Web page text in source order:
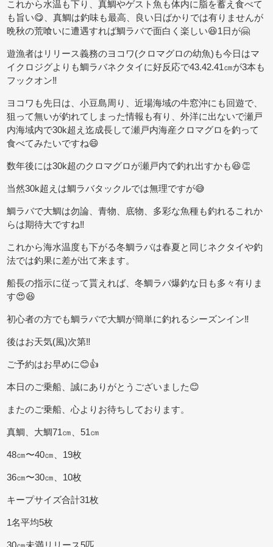
これから水温も下り、真鯛やゲスト魚も体内に脂を蓄え食べて
も旨い😋、真鯛は釣味も最高、良い日ばかりでは有りませんが
晩秋の荒喰いに遭遇すれば鯛ラバで面白く楽しい😆1日が🤗
遊漁者はリリース義務のヨコワ(クロマグロの幼魚)も今日はマ
イクロジグよりも鯛ラバネクタイに好反応で43.42.41㎝が3本も
フックオン‼️
ヨコワも先日は、小豆島周り、近場海域の牛窓沖にも回遊で、
狙って無いが釣れてしまった情報も有り、外洋に出ないで瀬戸
内海域内で30k超え迄成長して瀬戸内海産クロマグロを釣って
食べてみたいですね😄
数年後には30k超のクロマグロが瀬戸内で釣れ出すかも😆👏
当然30k超えは鯛ラバタックルでは無理ですが😅
鯛ラバで大鯛は勿論、青物、底物、多彩な魚種も釣れるこれか
らは期待大ですね‼️
これから海水温度も下がる冬鯛ラバは春夏と同じネクタイや釣
法では釣果に差が出て来ます。
船長の指示に従って貰えれば、冬鯛ラバ爆釣な日も多々有りま
す😍😆
初心者の方でも鯛ラバで大鯛が簡単に釣れるシーズンイン‼️
後はお天気(風)次第‼️
ご予約はお早めに😊👍
本日のご乗船、誠にありがとうございました😊
またのご乗船、心よりお待ちしております。
真鯛、大鯛71㎝、51㎝
48㎝〜40㎝、19枚
36㎝〜30㎝、10枚
キープサイズ合計31枚
1名平均5枚